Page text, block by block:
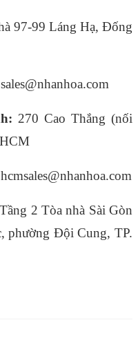
97-99 Láng Hạ, Đống
270 Cao Thắng (nối
Tầng 2 Tòa nhà Sài Gòn
phường Đội Cung, TP.